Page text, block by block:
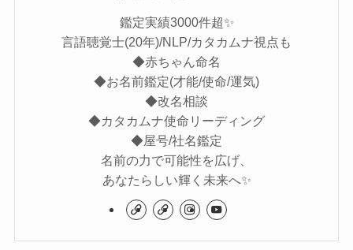
鑑定実績3000件超✨
言語聴覚士(20年)/NLP/カタカムナ視点も
◆赤ちゃん命名
◆お名前鑑定(才能/使命/運気)
◆改名相談
◆カタカムナ使命リーディング
◆屋号/社名鑑定
名前の力で可能性を広げ、
あなたらしい輝く未来へ✨